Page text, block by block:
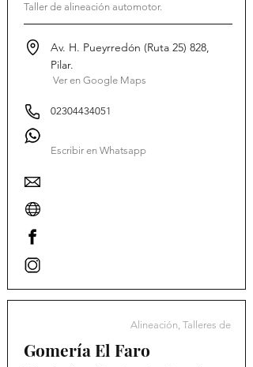
Taller de alineación automotor.
Av. H. Pueyrredón (Ruta 25) 828,
Pilar.
Ver en Google Maps
02304434051
Escribir en Whatsapp
Alineación, Talleres de
Gomería El Faro